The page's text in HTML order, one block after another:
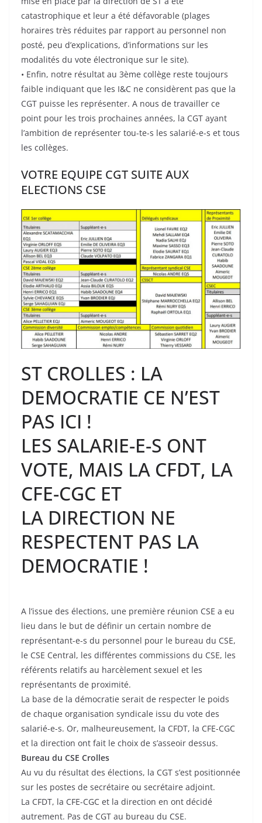
catastrophique et leur a été défavorable (plages
horaires très réduites par rapport au personnel non
posté, peu d’explications, d’informations sur les
modalités du vote électronique sur le site).
• Enfin, notre résultat au 3ème collège reste toujours
faible indiquant que les I&C ne considèrent pas que la
CGT puisse les représenter. A nous de travailler ce
point pour les trois prochaines années, la CGT ayant
l’ambition de représenter tou-te-s les salarié-e-s et tous
les collèges.
VOTRE EQUIPE CGT SUITE AUX
ELECTIONS CSE
ST CROLLES : LA
DEMOCRATIE CE N’EST
PAS ICI !
LES SALARIE-E-S ONT
VOTE, MAIS LA CFDT, LA
CFE-CGC ET
LA DIRECTION NE
RESPECTENT PAS LA
DEMOCRATIE !
A l’issue des élections, une première réunion CSE a eu
lieu dans le but de définir un certain nombre de
représentant-e-s du personnel pour le bureau du CSE,
le CSE Central, les différentes commissions du CSE, les
référents relatifs au harcèlement sexuel et les
représentants de proximité.
La base de la démocratie serait de respecter le poids
de chaque organisation syndicale issu du vote des
salarié-e-s. Or, malheureusement, la CFDT, la CFE-CGC
et la direction ont fait le choix de s’asseoir dessus.
Bureau du CSE Crolles
Au vu du résultat des élections, la CGT s’est positionnée
sur les postes de secrétaire ou secrétaire adjoint.
La CFDT, la CFE-CGC et la direction en ont décidé
autrement. Pas de CGT au bureau du CSE.